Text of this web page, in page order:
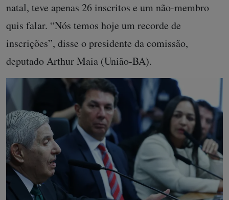
natal, teve apenas 26 inscritos e um não-membro
quis falar. “Nós temos hoje um recorde de
inscrições”, disse o presidente da comissão,
deputado Arthur Maia (União-BA).